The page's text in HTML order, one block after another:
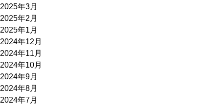
2025年3月
2025年2月
2025年1月
2024年12月
2024年11月
2024年10月
2024年9月
2024年8月
2024年7月